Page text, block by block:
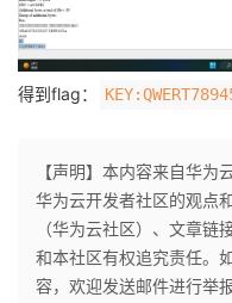
得到flag：
【声明】本内容来自华为
华为云开发者社区的观点
（华为云社区）、文章
和本社区有权追究责任。
容，欢迎发送邮件进行举